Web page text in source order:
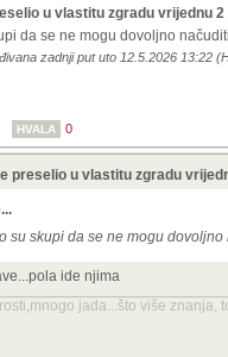
u vlastitu zgradu vrijednu 2
da se ne mogu dovoljno
zadnji put uto 12.5.2026 13:22
HVALA 0
preselio u vlastitu zgradu
su skupi da se ne mogu
ide njima
jada...što više znanja,